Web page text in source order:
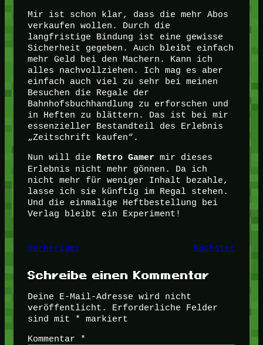
Mir ist schon klar, dass die mehr Abos
verkaufen wollen. Durch die
langfristige Bindung ist eine gewisse
Sicherheit gegeben. Auch bleibt einfach
mehr Geld bei den Machern. Kann ich
alles nachvollziehen. Ich mag es aber
einfach auch viel zu sehr bei meinen
Besuchen die Regale der
Bahnhofsbuchhandlung zu erforschen und
in Heften zu blättern. Das ist bei mir
essenzieller Bestandteil des Erlebnis
„Zeitschrift kaufen“.
Nun will die Retro Gamer mir dieses
Erlebnis nicht mehr gönnen. Da ich
nicht mehr für weniger Inhalt bezahle,
lasse ich sie künftig im Regal stehen.
Und die einmalige Heftbestellung bei
Verlag bleibt ein Experiment!
Vorheriger Nächster
Schreibe einen Kommentar
Deine E-Mail-Adresse wird nicht
veröffentlicht.
Erforderliche Felder
sind mit
*
markiert
Kommentar
*